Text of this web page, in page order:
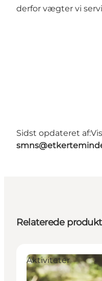
derfor vægter vi
Sidst opdateret af:
Relaterede
Aktiviteter